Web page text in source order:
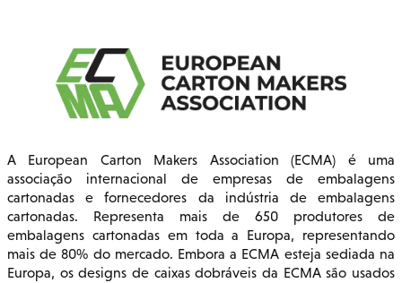
A European Carton Makers Association (ECMA) é uma
associação internacional de empresas de embalagens
cartonadas e fornecedores da indústria de embalagens
cartonadas. Representa mais de 650 produtores de
embalagens cartonadas em toda a Europa, representando
mais de 80% do mercado. Embora a ECMA esteja sediada na
Europa, os designs de caixas dobráveis da ECMA são usados